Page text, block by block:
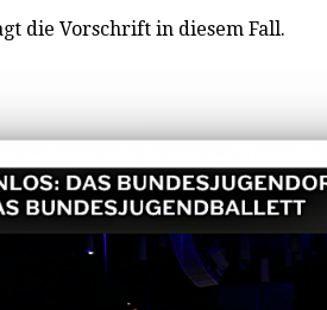
die Vorschrift in diesem Fall.